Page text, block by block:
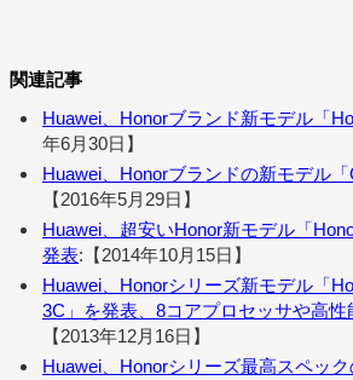
関連記事
Huawei、Honorブランド新モデル「
年6月30日】
Huawei、Honorブランドの新モデル
【2016年5月29日】
Huawei、超安いHonor新モデル「
発表:【2014年10月15日】
Huawei、Honorシリーズ新モデル「
3C」を発表、8コアプロセッサや高
【2013年12月16日】
Huawei、Honorシリーズ最高スペッ